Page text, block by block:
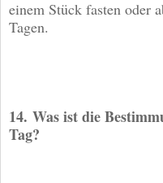
einem Stück fasten oder
Tagen.
14. Was ist die
Tag?